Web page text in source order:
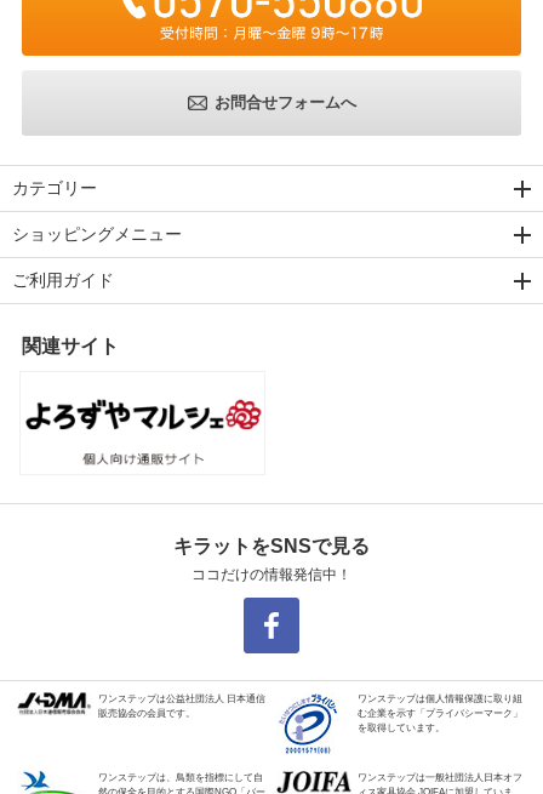
お問合せフォームへ
カテゴリー
ショッピングメニュー
ご利用ガイド
関連サイト
キラットをSNSで見る
ココだけの情報発信中！
ワンステップは公益社団法人 日本通信
販売協会の会員です。
ワンステップは個人情報保護に取り組
む企業を示す「プライバシーマーク」
を取得しています。
ワンステップは、鳥類を指標にして自
然の保全を目的とする国際NGO「バー
ワンステップは一般社団法人日本オフ
ィス家具協会 JOIFAに加盟していま